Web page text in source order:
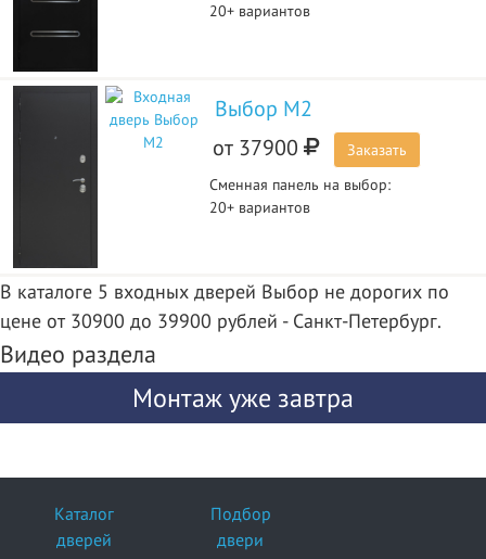
20+ вариантов
Выбор М2
от 37900
Заказать
Сменная панель на выбор:
20+ вариантов
В каталоге 5 входных дверей Выбор не дорогих по
цене от 30900 до 39900 рублей - Санкт-Петербург.
Видео раздела
Монтаж уже завтра
Каталог
дверей
Подбор
двери